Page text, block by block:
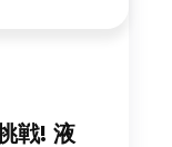
戦! 液